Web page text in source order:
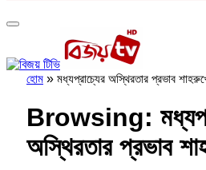
হোম » মধ্যপ্রাচ্যের অস্থিরতার প্রভাব
Browsing:
অস্থিরতার প্রভাব